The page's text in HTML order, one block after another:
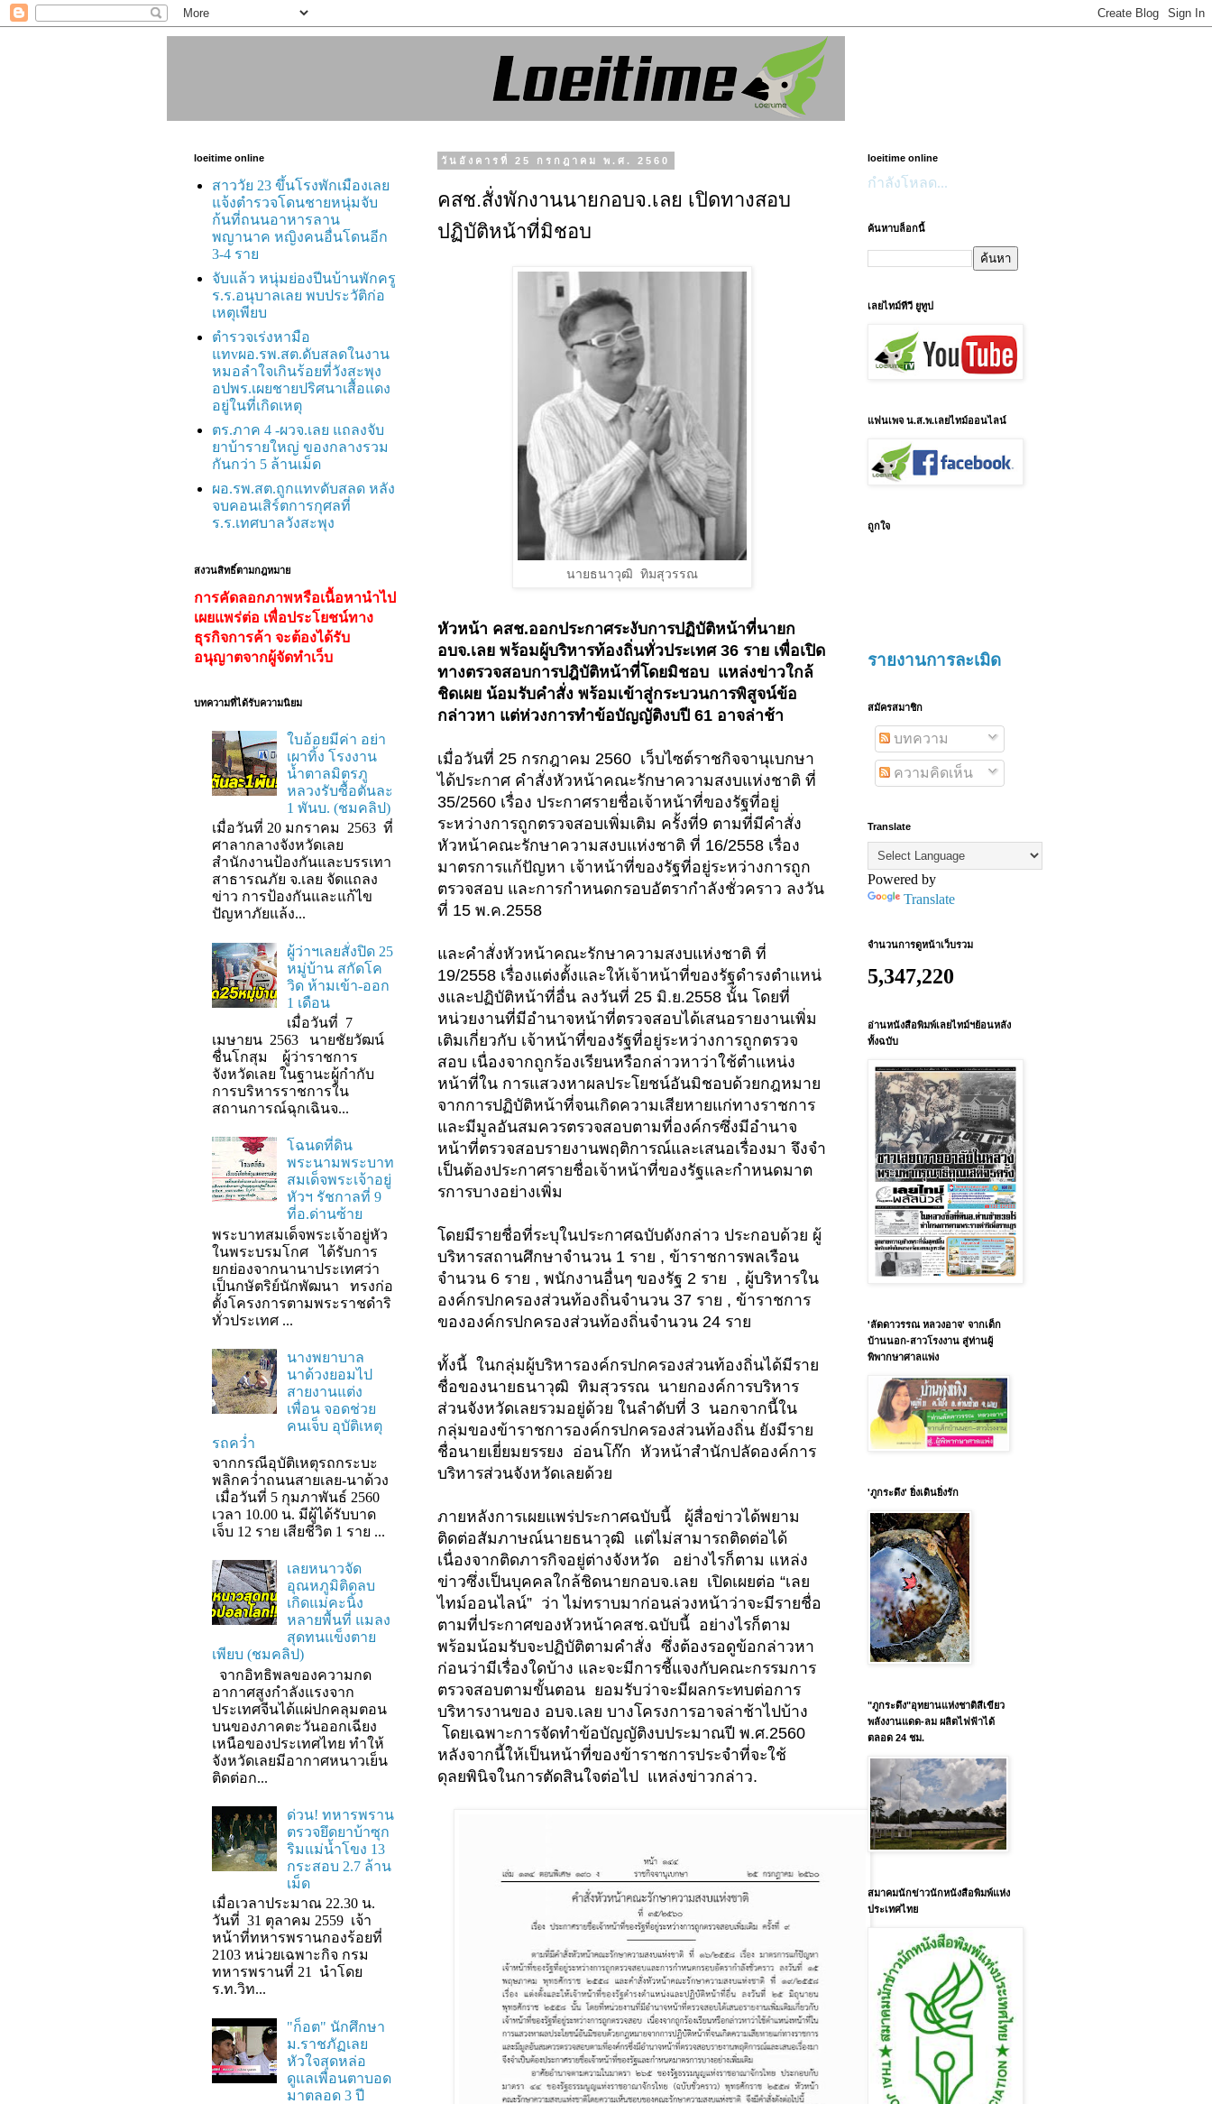
วันอังคารที่ 25 กรกฎาคม พ.ศ. 2560
คสช.สั่งพักงานนายกอบจ.เลย เปิดทางสอบ
ปฏิบัติหน้าที่มิชอบ
นายธนาวุฒิ ทิมสุวรรณ
หัวหน้า คสช.ออกประกาศระงับการปฏิบัติหน้าที่นายก
อบจ.เลย พร้อมผู้บริหารท้องถิ่นทั่วประเทศ 36 ราย เพื่อเปิด
ทางตรวจสอบการปฎิบัติหน้าที่โดยมิชอบ แหล่งข่าวใกล้
ชิดเผย น้อมรับคำสั่ง พร้อมเข้าสู่กระบวนการพิสูจน์ข้อ
กล่าวหา แต่ห่วงการทำข้อบัญญัติงบปี 61 อาจล่าช้า
เมื่อวันที่ 25 กรกฎาคม 2560 เว็บไซต์ราชกิจจานุเบกษา
ได้ประกาศ คําสั่งหัวหน้าคณะรักษาความสงบแห่งชาติ ที่
35/2560 เรื่อง ประกาศรายชื่อเจ้าหน้าที่ของรัฐที่อยู่
ระหว่างการถูกตรวจสอบเพิ่มเติม ครั้งที่9 ตามที่มีคําสั่ง
หัวหน้าคณะรักษาความสงบแห่งชาติ ที่ 16/2558 เรื่อง
มาตรการแก้ปัญหา เจ้าหน้าที่ของรัฐที่อยู่ระหว่างการถูก
ตรวจสอบ และการกําหนดกรอบอัตรากําลังชั่วคราว ลงวัน
ที่ 15 พ.ค.2558
และคําสั่งหัวหน้าคณะรักษาความสงบแห่งชาติ ที่
19/2558 เรื่องแต่งตั้งและให้เจ้าหน้าที่ของรัฐดํารงตําแหน่
งและปฏิบัติหน้าที่อื่น ลงวันที่ 25 มิ.ย.2558 นั้น โดยที่
หน่วยงานที่มีอํานาจหน้าที่ตรวจสอบได้เสนอรายงานเพิ่ม
เติมเกี่ยวกับ เจ้าหน้าที่ของรัฐที่อยู่ระหว่างการถูกตรวจ
สอบ เนื่องจากถูกร้องเรียนหรือกล่าวหาว่าใช้ตําแหน่ง
หน้าที่ใน การแสวงหาผลประโยชน์อันมิชอบด้วยกฎหมาย
จากการปฏิบัติหน้าที่จนเกิดความเสียหายแก่ทางราชการ
และมีมูลอันสมควรตรวจสอบตามที่องค์กรซึ่งมีอํานาจ
หน้าที่ตรวจสอบรายงานพฤติการณ์และเสนอเรื่องมา จึงจํา
เป็นต้องประกาศรายชื่อเจ้าหน้าที่ของรัฐและกําหนดมาต
รการบางอย่างเพิ่ม
โดยมีรายชื่อที่ระบุในประกาศฉบับดังกล่าว ประกอบด้วย ผู้
บริหารสถานศึกษาจำนวน 1 ราย , ข้าราชการพลเรือน
จำนวน 6 ราย , พนักงานอื่นๆ ของรัฐ 2 ราย , ผู้บริหารใน
องค์กรปกครองส่วนท้องถิ่นจำนวน 37 ราย , ข้าราชการ
ขององค์กรปกครองส่วนท้องถิ่นจำนวน 24 ราย
ทั้งนี้ ในกลุ่มผู้บริหารองค์กรปกครองส่วนท้องถิ่นได้มีราย
ชื่อของนายธนาวุฒิ ทิมสุวรรณ นายกองค์การบริหาร
ส่วนจังหวัดเลยรวมอยู่ด้วย ในลำดับที่ 3 นอกจากนี้ใน
กลุ่มของข้าราชการองค์กรปกครองส่วนท้องถิ่น ยังมีราย
ชื่อนายเยี่ยมยรรยง อ่อนโก๊ก หัวหน้าสำนักปลัดองค์การ
บริหารส่วนจังหวัดเลยด้วย
ภายหลังการเผยแพร่ประกาศฉบับนี้ ผู้สื่อข่าวได้พยาม
ติดต่อสัมภาษณ์นายธนาวุฒิ แต่ไม่สามารถติดต่อได้
เนื่องจากติดภารกิจอยู่ต่างจังหวัด อย่างไรก็ตาม แหล่ง
ข่าวซึ่งเป็นบุคคลใกล้ชิดนายกอบจ.เลย เปิดเผยต่อ “เลย
ไทม์ออนไลน์” ว่า ไม่ทราบมาก่อนล่วงหน้าว่าจะมีรายชื่อ
ตามที่ประกาศของหัวหน้าคสช.ฉบับนี้ อย่างไรก็ตาม
พร้อมน้อมรับจะปฏิบัติตามคำสั่ง ซึ่งต้องรอดูข้อกล่าวหา
ก่อนว่ามีเรื่องใดบ้าง และจะมีการชี้แจงกับคณะกรรมการ
ตรวจสอบตามขั้นตอน ยอมรับว่าจะมีผลกระทบต่อการ
บริหารงานของ อบจ.เลย บางโครงการอาจล่าช้าไปบ้าง
โดยเฉพาะการจัดทำข้อบัญญัติงบประมาณปี พ.ศ.2560
หลังจากนี้ให้เป็นหน้าที่ของข้าราชการประจำที่จะใช้
ดุลยพินิจในการตัดสินใจต่อไป แหล่งข่าวกล่าว.
loeitime online
สาววัย 23 ขึ้นโรงพักเมืองเลย
แจ้งตำรวจโดนชายหนุ่มจับ
ก้นที่ถนนอาหารลาน
พญานาค หญิงคนอื่นโดนอีก
3-4 ราย
จับแล้ว หนุ่มย่องปีนบ้านพักครู
ร.ร.อนุบาลเลย พบประวัติก่อ
เหตุเพียบ
ตำรวจเร่งหามือ
แทvผอ.รพ.สต.ดับสลดในงาน
หมอลำใจเกินร้อยที่วังสะพุง
อปพร.เผยชายปริศนาเสื้อแดง
อยู่ในที่เกิดเหตุ
ตร.ภาค 4 -ผวจ.เลย แถลงจับ
ยาบ้ารายใหญ่ ของกลางรวม
กันกว่า 5 ล้านเม็ด
ผอ.รพ.สต.ถูกแทvดับสลด หลัง
จบคอนเสิร์ตการกุศลที่
ร.ร.เทศบาลวังสะพุง
สงวนสิทธิ์ตามกฎหมาย
การคัดลอกภาพหรือเนื้อหานำไป
เผยแพร่ต่อ เพื่อประโยชน์ทาง
ธุรกิจการค้า จะต้องได้รับ
อนุญาตจากผู้จัดทำเว็บ
บทความที่ได้รับความนิยม
ใบอ้อยมีค่า อย่า
เผาทิ้ง โรงงาน
น้ำตาลมิตรภู
หลวงรับซื้อตันละ
1 พันบ. (ชมคลิป)
เมื่อวันที่ 20 มกราคม 2563 ที่
ศาลากลางจังหวัดเลย
สำนักงานป้องกันและบรรเทา
สาธารณภัย จ.เลย จัดแถลง
ข่าว การป้องกันและแก้ไข
ปัญหาภัยแล้ง...
ผู้ว่าฯเลยสั่งปิด 25
หมู่บ้าน สกัดโค
วิด ห้ามเข้า-ออก
1 เดือน
เมื่อวันที่ 7
เมษายน 2563 นายชัยวัฒน์
ชื่นโกสุม ผู้ว่าราชการ
จังหวัดเลย ในฐานะผู้กํากับ
การบริหารราชการใน
สถานการณ์ฉุกเฉินจ...
โฉนดที่ดิน
พระนามพระบาท
สมเด็จพระเจ้าอยู่
หัวฯ รัชกาลที่ 9
ที่อ.ด่านซ้าย
พระบาทสมเด็จพระเจ้าอยู่หัว
ในพระบรมโกศ ได้รับการ
ยกย่องจากนานาประเทศว่า
เป็นกษัตริย์นักพัฒนา ทรงก่อ
ตั้งโครงการตามพระราชดำริ
ทั่วประเทศ ...
นางพยาบาล
นาด้วงยอมไป
สายงานแต่ง
เพื่อน จอดช่วย
คนเจ็บ อุบัติเหตุ
รถคว่ำ
จากกรณีอุบัติเหตุรถกระบะ
พลิกคว่ำถนนสายเลย-นาด้วง
เมื่อวันที่ 5 กุมภาพันธ์ 2560
เวลา 10.00 น. มีผู้ได้รับบาด
เจ็บ 12 ราย เสียชีวิต 1 ราย ...
เลยหนาวจัด
อุณหภูมิติดลบ
เกิดแม่คะนิ้ง
หลายพื้นที่ แมลง
สุดทนแข็งตาย
เพียบ (ชมคลิป)
จากอิทธิพลของความกด
อากาศสูงกำลังแรงจาก
ประเทศจีนได้แผ่ปกคลุมตอน
บนของภาคตะวันออกเฉียง
เหนือของประเทศไทย ทำให้
จังหวัดเลยมีอากาศหนาวเย็น
ติดต่อก...
ด่วน! ทหารพราน
ตรวจยึดยาบ้าซุก
ริมแม่น้ำโขง 13
กระสอบ 2.7 ล้าน
เม็ด
เมื่อเวลาประมาณ 22.30 น.
วันที่ 31 ตุลาคม 2559 เจ้า
หน้าที่ทหารพรานกองร้อยที่
2103 หน่วยเฉพาะกิจ กรม
ทหารพรานที่ 21 นำโดย
ร.ท.วิท...
"ก็อต" นักศึกษา
ม.ราชภัฏเลย
หัวใจสุดหล่อ
ดูแลเพื่อนตาบอด
มาตลอด 3 ปี
loeitime online
กำลังโหลด...
ค้นหาบล็อกนี้
เลยไทม์ทีวี ยูทูป
แฟนเพจ น.ส.พ.เลยไทม์ออนไลน์
ถูกใจ
รายงานการละเมิด
สมัครสมาชิก
บทความ
ความคิดเห็น
Translate
Powered by
Translate
จำนวนการดูหน้าเว็บรวม
5,347,220
อ่านหนังสือพิมพ์เลยไทม์ฯย้อนหลัง
ทั้งฉบับ
'ลัดดาวรรณ หลวงอาจ' จากเด็ก
บ้านนอก-สาวโรงงาน สู่ท่านผู้
พิพากษาศาลแพ่ง
'ภูกระดึง' ยิ่งเดินยิ่งรัก
"ภูกระดึง"อุทยานแห่งชาติสีเขียว
พลังงานแดด-ลม ผลิตไฟฟ้าได้
ตลอด 24 ชม.
สมาคมนักข่าวนักหนังสือพิมพ์แห่ง
ประเทศไทย